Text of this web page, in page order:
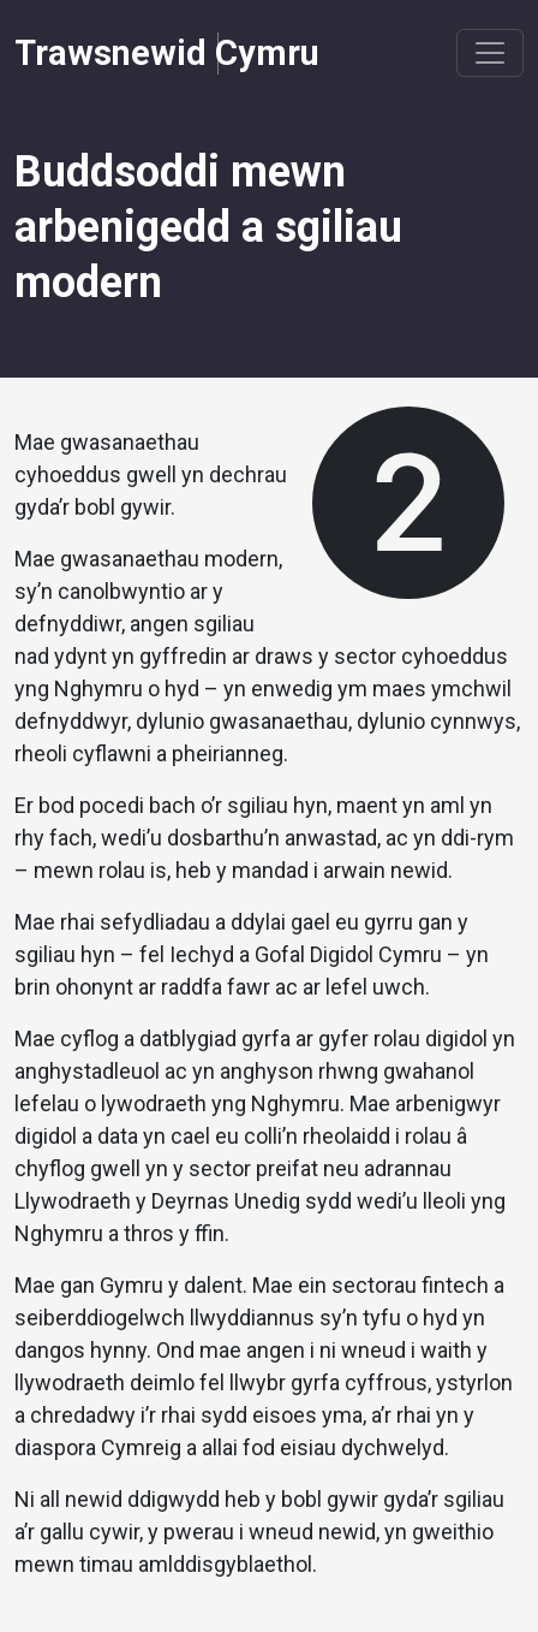
Trawsnewid Cymru
Buddsoddi mewn
arbenigedd a sgiliau
modern
Mae gwasanaethau
cyhoeddus gwell yn dechrau
gyda’r bobl gywir.
Mae gwasanaethau modern,
sy’n canolbwyntio ar y
defnyddiwr, angen sgiliau
nad ydynt yn gyffredin ar draws y sector cyhoeddus
yng Nghymru o hyd – yn enwedig ym maes ymchwil
defnyddwyr, dylunio gwasanaethau, dylunio cynnwys,
rheoli cyflawni a pheirianneg.
Er bod pocedi bach o’r sgiliau hyn, maent yn aml yn
rhy fach, wedi’u dosbarthu’n anwastad, ac yn ddi-rym
– mewn rolau is, heb y mandad i arwain newid.
Mae rhai sefydliadau a ddylai gael eu gyrru gan y
sgiliau hyn – fel Iechyd a Gofal Digidol Cymru – yn
brin ohonynt ar raddfa fawr ac ar lefel uwch.
Mae cyflog a datblygiad gyrfa ar gyfer rolau digidol yn
anghystadleuol ac yn anghyson rhwng gwahanol
lefelau o lywodraeth yng Nghymru. Mae arbenigwyr
digidol a data yn cael eu colli’n rheolaidd i rolau â
chyflog gwell yn y sector preifat neu adrannau
Llywodraeth y Deyrnas Unedig sydd wedi’u lleoli yng
Nghymru a thros y ffin.
Mae gan Gymru y dalent. Mae ein sectorau fintech a
seiberddiogelwch llwyddiannus sy’n tyfu o hyd yn
dangos hynny. Ond mae angen i ni wneud i waith y
llywodraeth deimlo fel llwybr gyrfa cyffrous, ystyrlon
a chredadwy i’r rhai sydd eisoes yma, a’r rhai yn y
diaspora Cymreig a allai fod eisiau dychwelyd.
Ni all newid ddigwydd heb y bobl gywir gyda’r sgiliau
a’r gallu cywir, y pwerau i wneud newid, yn gweithio
mewn timau amlddisgyblaethol.